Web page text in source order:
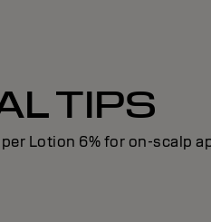
TIPS
Lotion 6% for on-scalp